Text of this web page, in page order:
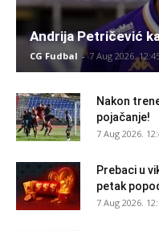
Andrija Petričević
CG Fudbal - 7 Aug 2026.
Nakon
pojačanje!
7 Aug 2026.
Prebaci u
petak
7 Aug 2026.